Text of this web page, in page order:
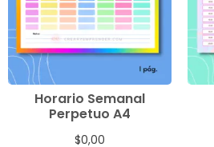
Horario Semanal
Perpetuo A4
$0,00